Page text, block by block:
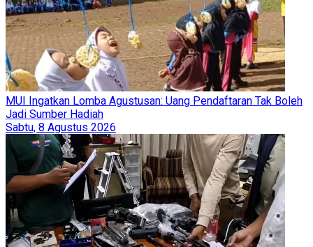
MUI Ingatkan Lomba Agustusan: Uang Pendaftaran Tak Boleh
Jadi Sumber Hadiah
Sabtu, 8 Agustus 2026